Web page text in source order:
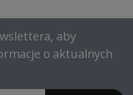
aby
o aktualnych